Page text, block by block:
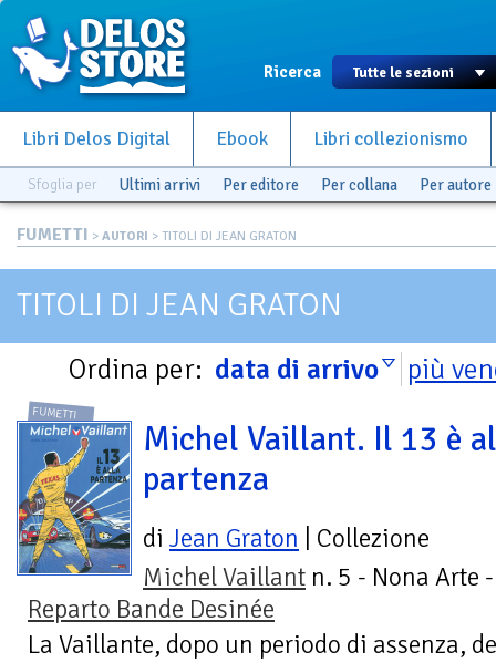
Ricerca
Libri Delos Digital Ebook Libri collezionismo
Sfoglia per Ultimi arrivi Per editore Per collana Per autore
FUMETTI > AUTORI > TITOLI DI JEAN GRATON
TITOLI DI JEAN GRATON
Ordina per: data di arrivo più
FUMETTI
Michel Vaillant. Il 13 è
partenza
di Jean Graton | Collezione
Michel Vaillant n. 5 - Nona Arte -
Reparto Bande Desinée
La Vaillante, dopo un periodo di assenza,